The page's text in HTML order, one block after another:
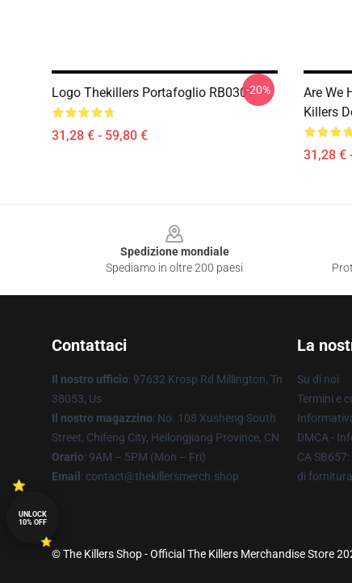
Logo Thekillers Portafoglio RB0301
31,28 € - 59,80 €
-20%
Are We
Killers
31,28 €
Spedizione mondiale
Spediamo in oltre 200 paesi
Contattaci
Il nostro ufficio: 97632 Krosp Rd Millington, Tn
38053, Us
Il nostro magazzino: No. 108 Xusheng South
Street, Chifeng City, Heilongjiang Province, CN
Orario: 9AM – 5PM (Mon – Fri)
Email : contact@thekillersmerch.shop
La
Su di noi
Termini e
DMCA -
CA
di fornitura
© The Killers Shop - Official The Killers Merchandise Store
UNLOCK
10% OFF